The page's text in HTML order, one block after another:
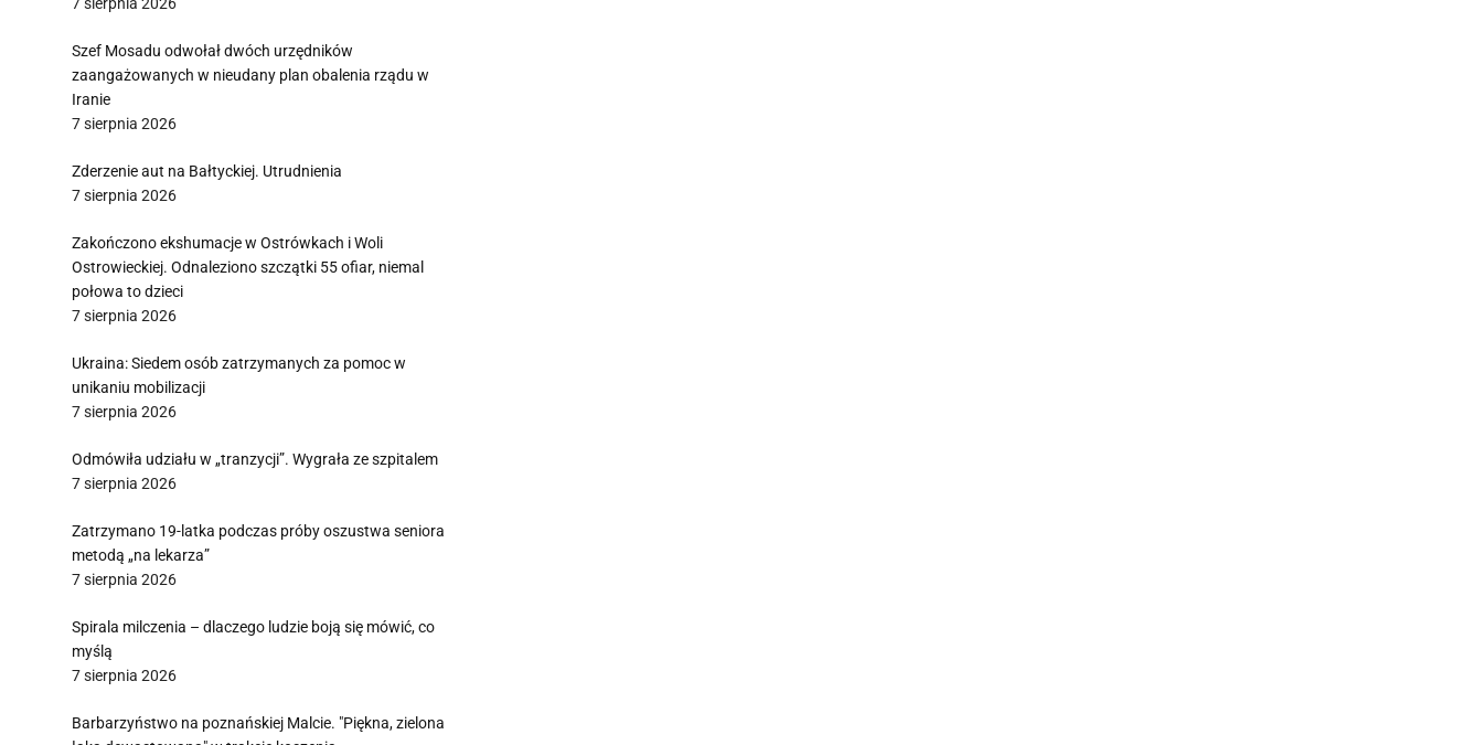
Szef Mosadu odwołał dwóch urzędników
zaangażowanych w nieudany plan obalenia rządu w
Iranie
7 sierpnia 2026
Zderzenie aut na Bałtyckiej. Utrudnienia
7 sierpnia 2026
Zakończono ekshumacje w Ostrówkach i Woli
Ostrowieckiej. Odnaleziono szczątki 55 ofiar, niemal
połowa to dzieci
7 sierpnia 2026
Ukraina: Siedem osób zatrzymanych za pomoc w
unikaniu mobilizacji
7 sierpnia 2026
Odmówiła udziału w „tranzycji”. Wygrała ze szpitalem
7 sierpnia 2026
Zatrzymano 19-latka podczas próby oszustwa seniora
metodą „na lekarza”
7 sierpnia 2026
Spirala milczenia – dlaczego ludzie boją się mówić, co
myślą
7 sierpnia 2026
Barbarzyństwo na poznańskiej Malcie. "Piękna, zielona